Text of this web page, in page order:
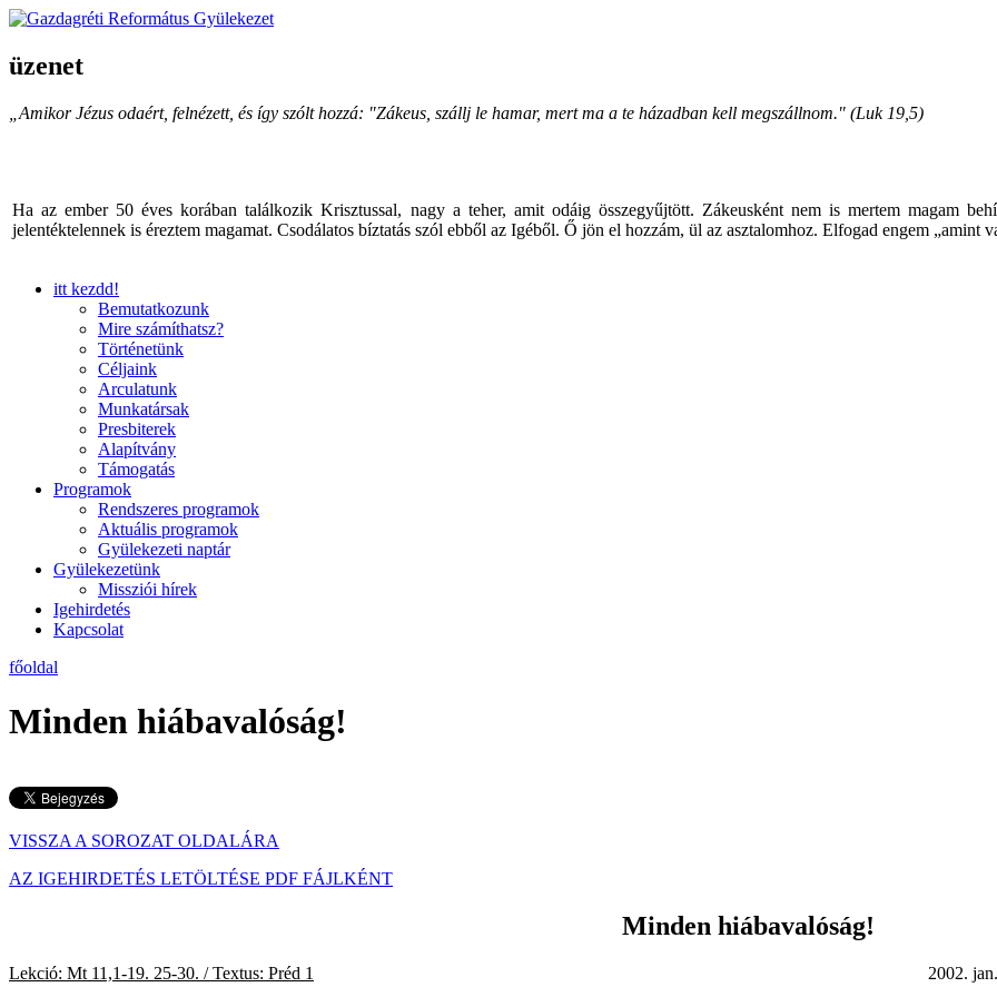
üzenet
„Amikor Jézus odaért, felnézett, és így szólt hozzá: "Zákeus, szállj le hamar, mert ma a te házadban kell megszállnom." (Luk 19,5)
Ha az ember 50 éves korában találkozik Krisztussal, nagy a teher, amit odáig összegyűjtött. Zákeusként nem is mertem magam
jelentéktelennek is éreztem magamat. Csodálatos bíztatás szól ebből az Igéből. Ő jön el hozzám, ül az asztalomhoz. Elfogad engem „amint
itt kezdd!
Bemutatkozunk
Mire számíthatsz?
Történetünk
Céljaink
Arculatunk
Munkatársak
Presbiterek
Alapítvány
Támogatás
Programok
Rendszeres programok
Aktuális programok
Gyülekezeti naptár
Gyülekezetünk
Missziói hírek
Igehirdetés
Kapcsolat
főoldal
Minden hiábavalóság!
VISSZA A SOROZAT OLDALÁRA
AZ IGEHIRDETÉS LETÖLTÉSE PDF FÁJLKÉNT
Minden hiábavalóság!
Lekció: Mt 11,1-19. 25-30. / Textus: Préd 1 2002. jan.